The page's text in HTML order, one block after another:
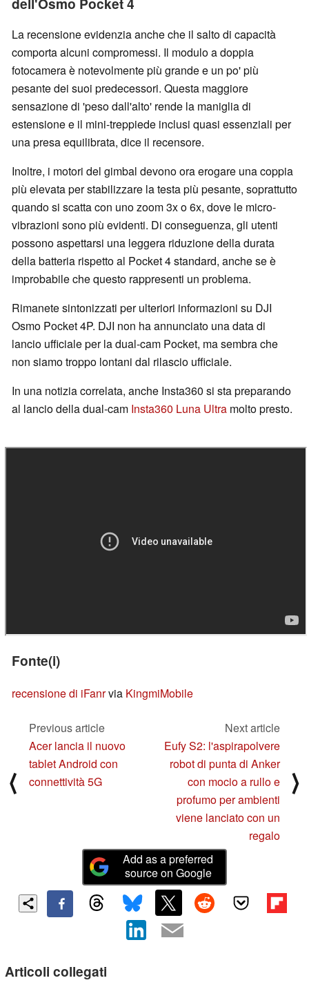
La recensione evidenzia anche che il salto di capacità
comporta alcuni compromessi. Il modulo a doppia
fotocamera è notevolmente più grande e un po' più
pesante dei suoi predecessori. Questa maggiore
sensazione di 'peso dall'alto' rende la maniglia di
estensione e il mini-treppiede inclusi quasi essenziali per
una presa equilibrata, dice il recensore.
Inoltre, i motori del gimbal devono ora erogare una coppia
più elevata per stabilizzare la testa più pesante, soprattutto
quando si scatta con uno zoom 3x o 6x, dove le micro-
vibrazioni sono più evidenti. Di conseguenza, gli utenti
possono aspettarsi una leggera riduzione della durata
della batteria rispetto al Pocket 4 standard, anche se è
improbabile che questo rappresenti un problema.
Rimanete sintonizzati per ulteriori informazioni su DJI
Osmo Pocket 4P. DJI non ha annunciato una data di
lancio ufficiale per la dual-cam Pocket, ma sembra che
non siamo troppo lontani dal rilascio ufficiale.
In una notizia correlata, anche Insta360 si sta preparando
al lancio della dual-cam Insta360 Luna Ultra molto presto.
Fonte(i)
recensione di iFanrvia KingmiMobile
⟨
Previous article
Acer lancia il nuovo
tablet Android con
connettività 5G
Next article
Eufy S2: l'aspirapolvere
robot di punta di Anker
con mocio a rullo e
profumo per ambienti
viene lanciato con un
regalo
⟩
Add as a preferred
source on Google
Articoli collegati